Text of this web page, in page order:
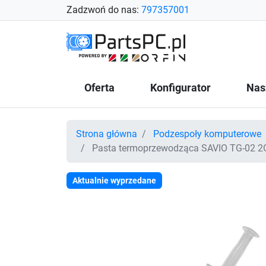
Zadzwoń do nas: 797357001
Oferta Konfigurator
Strona główna Podzespoły komputerowe
Pasta termoprzewodząca SAVIO TG-02
Aktualnie wyprzedane